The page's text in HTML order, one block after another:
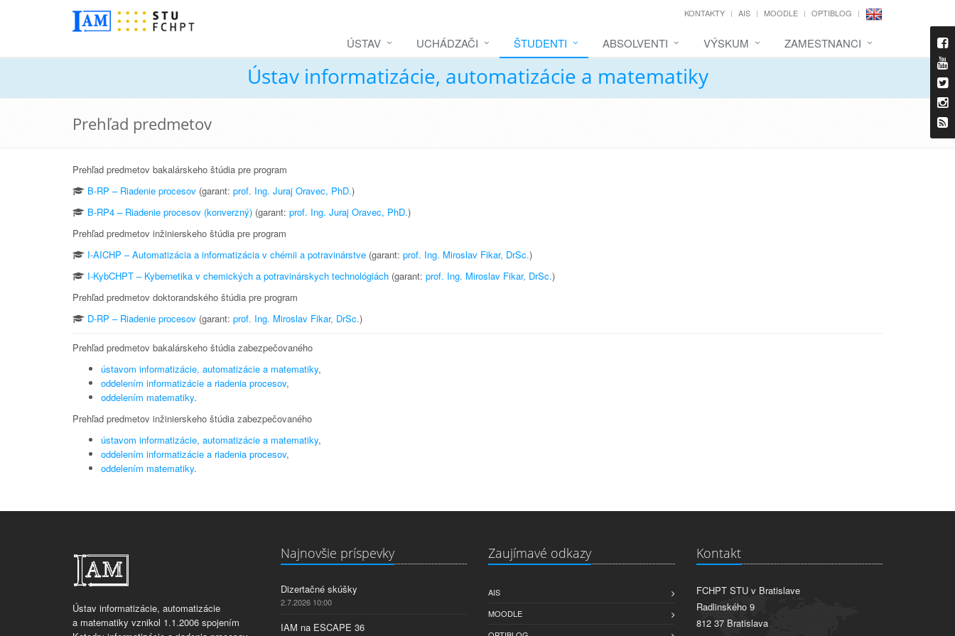
KONTAKTY AIS MOODLE OPTIBLOG
ÚSTAV UCHÁDZAČI ŠTUDENTI ABSOLVENTI VÝSKUM ZAMESTNANCI
Ústav informatizácie, automatizácie a matematiky
Prehľad predmetov
Prehľad predmetov bakalárskeho štúdia pre program
B-RP – Riadenie procesov (garant: prof. Ing. Juraj Oravec, PhD.)
B-RP4 – Riadenie procesov (konverzný) (garant: prof. Ing. Juraj Oravec, PhD.)
Prehľad predmetov inžinierskeho štúdia pre program
I-AICHP – Automatizácia a informatizácia v chémii a potravinárstve (garant: prof. Ing. Miroslav Fikar, DrSc.)
I-KybCHPT – Kybernetika v chemických a potravinárskych technológiách (garant: prof. Ing. Miroslav Fikar, DrSc.)
Prehľad predmetov doktorandského štúdia pre program
D-RP – Riadenie procesov (garant: prof. Ing. Miroslav Fikar, DrSc.)
Prehľad predmetov bakalárskeho štúdia zabezpečovaného
ústavom informatizácie, automatizácie a matematiky,
oddelením informatizácie a riadenia procesov,
oddelením matematiky.
Prehľad predmetov inžinierskeho štúdia zabezpečovaného
ústavom informatizácie, automatizácie a matematiky,
oddelením informatizácie a riadenia procesov,
oddelením matematiky.
Ústav informatizácie, automatizácie
a matematiky vznikol 1.1.2006 spojením
Najnovšie príspevky
Dizertačné skúšky
2.7.2026 10:00
IAM na ESCAPE 36
Zaujímavé odkazy
AIS
MOODLE
Kontakt
FCHPT STU v Bratislave
Radlinského 9
812 37 Bratislava